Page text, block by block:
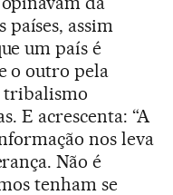
países, assim
um país é
o outro pela
tribalismo
E acrescenta: “A
nos leva
Não é
tenham se